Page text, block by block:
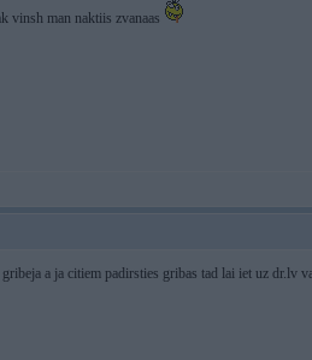
vinsh man naktiis zvanaas
a ja citiem padirsties gribas tad lai iet uz dr.lv